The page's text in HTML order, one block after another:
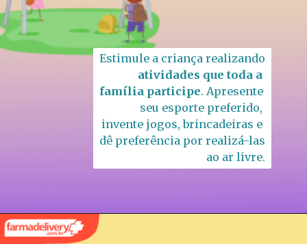
atividades que toda a
família participe. Apresente
seu esporte preferido,
invente jogos, brincadeiras e
dê preferência por realizá-las
ao ar livre.